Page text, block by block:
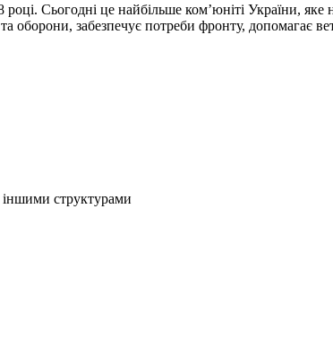
Сьогодні це найбільше комʼюніті України, яке
оборони, забезпечує потреби фронту, допомагає
іншими структурами